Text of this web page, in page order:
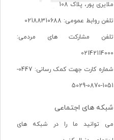
ملايری پور، پلاک 108
تلفن روابط عمومی: 02188310688
تلفن مشارکت های مردمی:
02142114000
شماره کارت جهت کمک رسانی: 0447-
1051-0870-5029
شبکه های اجتماعی
می توانید ما را در شبکه های